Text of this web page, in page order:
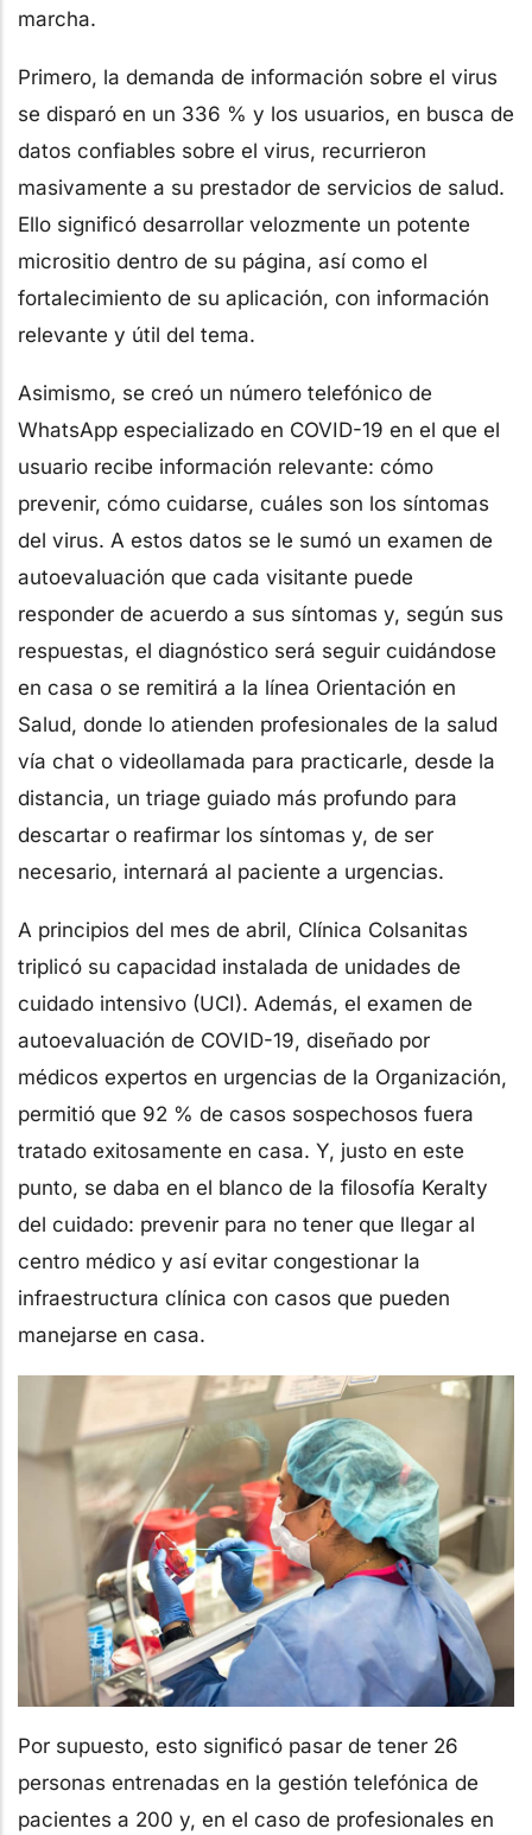
marcha.
Primero, la demanda de información sobre el virus
se disparó en un 336 % y los usuarios, en busca de
datos confiables sobre el virus, recurrieron
masivamente a su prestador de servicios de salud.
Ello significó desarrollar velozmente un potente
micrositio dentro de su página, así como el
fortalecimiento de su aplicación, con información
relevante y útil del tema.
Asimismo, se creó un número telefónico de
WhatsApp especializado en COVID-19 en el que el
usuario recibe información relevante: cómo
prevenir, cómo cuidarse, cuáles son los síntomas
del virus. A estos datos se le sumó un examen de
autoevaluación que cada visitante puede
responder de acuerdo a sus síntomas y, según sus
respuestas, el diagnóstico será seguir cuidándose
en casa o se remitirá a la línea Orientación en
Salud, donde lo atienden profesionales de la salud
vía chat o videollamada para practicarle, desde la
distancia, un triage guiado más profundo para
descartar o reafirmar los síntomas y, de ser
necesario, internará al paciente a urgencias.
A principios del mes de abril, Clínica Colsanitas
triplicó su capacidad instalada de unidades de
cuidado intensivo (UCI). Además, el examen de
autoevaluación de COVID-19, diseñado por
médicos expertos en urgencias de la Organización,
permitió que 92 % de casos sospechosos fuera
tratado exitosamente en casa. Y, justo en este
punto, se daba en el blanco de la filosofía Keralty
del cuidado: prevenir para no tener que llegar al
centro médico y así evitar congestionar la
infraestructura clínica con casos que pueden
manejarse en casa.
Por supuesto, esto significó pasar de tener 26
personas entrenadas en la gestión telefónica de
pacientes a 200 y, en el caso de profesionales en